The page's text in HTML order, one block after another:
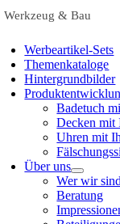
Werkzeug & Bau
Werbeartikel-Sets
Themenkataloge
Hintergrundbilder
Badetuch
Decken mit
Uhren mit
Über uns
Wer wir sind
Beratung